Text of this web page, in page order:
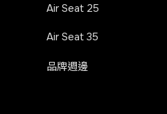
Air Seat 25
Air Seat 35
品牌週邊